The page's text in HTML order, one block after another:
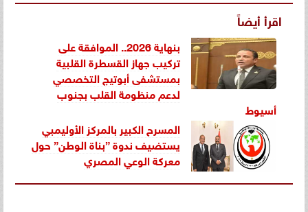
اقرأ أيضاً
بنهاية 2026.. الموافقة على
تركيب جهاز القسطرة القلبية
بمستشفى أبوتيج التخصصي
لدعم منظومة القلب بجنوب
أسيوط
المسرح الكبير بالمركز الأوليمبي
يستضيف ندوة ”بناة الوطن” حول
معركة الوعي المصري